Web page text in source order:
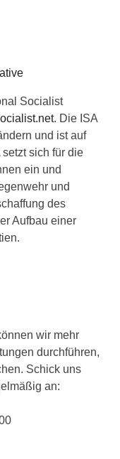
Socialist
. Die ISA
und ist auf
sich für die
ein und
und
des
Aufbau einer
wir mehr
durchführen,
Schick uns
an: